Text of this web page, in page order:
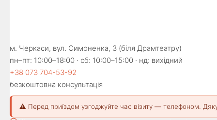
м. Черкаси, вул. Симоненка, 3 (біля Драмтеатру)
пн–пт: 10:00–18:00 · сб: 10:00–15:00 · нд: вихідний
+38 073 704-53-92
безкоштовна консультація
⚠️ Перед приїздом узгоджуйте час візиту — телефоном.